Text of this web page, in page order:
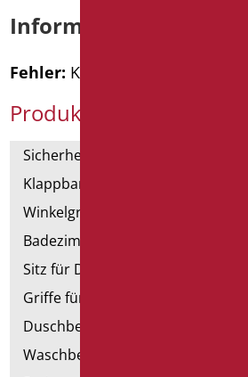
Produktkategorien
Sicherheitsgriffe
Klappbar und Haltegriffe
Winkelgriffe für Dusche und
Badezimmerspiegel
Sitz für Dusche und Badewanne
Griffe für Dusche mit
Duschbecken und Kabine
Waschbecken
Informationen
Fehler: Kontaktformular wurde